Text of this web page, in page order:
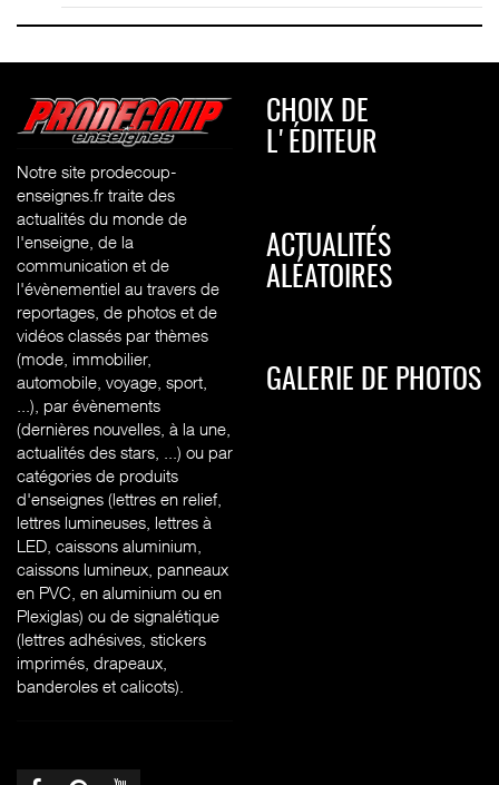
Notre site prodecoup-
enseignes.fr traite des
actualités du monde de
l'enseigne, de la
communication et de
l'évènementiel au travers de
reportages, de photos et de
vidéos classés par thèmes
(mode, immobilier,
automobile, voyage, sport,
...), par évènements
(dernières nouvelles, à la une,
actualités des stars, ...) ou par
catégories de produits
d'enseignes (lettres en relief,
lettres lumineuses, lettres à
LED, caissons aluminium,
caissons lumineux, panneaux
en PVC, en aluminium ou en
Plexiglas) ou de signalétique
(lettres adhésives, stickers
imprimés, drapeaux,
banderoles et calicots).
CHOIX DE
L'ÉDITEUR
ACTUALITÉS
ALÉATOIRES
GALERIE DE PHOTOS